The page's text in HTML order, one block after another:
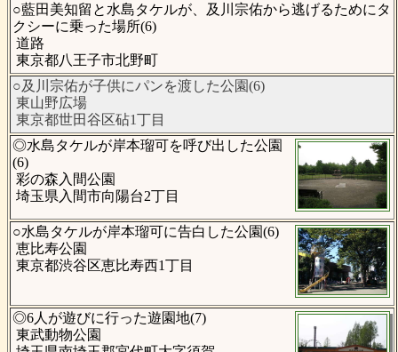
○藍田美知留と水島タケルが、及川宗佑から逃げるためにタ
クシーに乗った場所(6)
道路
東京都八王子市北野町
○及川宗佑が子供にパンを渡した公園(6)
東山野広場
東京都世田谷区砧1丁目
◎水島タケルが岸本瑠可を呼び出した公園
(6)
彩の森入間公園
埼玉県入間市向陽台2丁目
○水島タケルが岸本瑠可に告白した公園(6)
恵比寿公園
東京都渋谷区恵比寿西1丁目
◎6人が遊びに行った遊園地(7)
東武動物公園